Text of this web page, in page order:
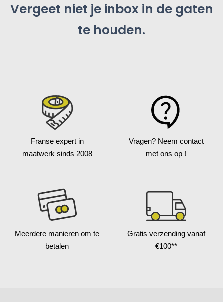
Vergeet niet je inbox in de gaten
te houden.
Franse expert in
maatwerk sinds 2008
Vragen? Neem contact
met ons op !
Meerdere manieren om te
betalen
Gratis verzending vanaf
€100**